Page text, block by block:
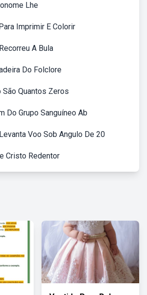
Lhe
Imprimir E Colorir
A Bula
Do Folclore
São Quantos Zeros
Do Grupo Sanguíneo Ab
Voo Sob Angulo De 20
Cristo Redentor